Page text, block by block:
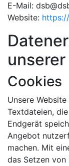
E-Mail:
Website:
Cookies
Unsere
Textdateien,
Endgerät
Angebot
machen. Mit
das Setzen von